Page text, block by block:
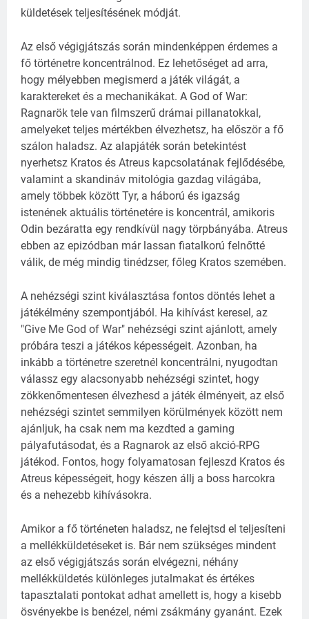
küldetések teljesítésének módját.
Az első végigjátszás során mindenképpen érdemes a
fő történetre koncentrálnod. Ez lehetőséget ad arra,
hogy mélyebben megismerd a játék világát, a
karaktereket és a mechanikákat. A God of War:
Ragnarök tele van filmszerű drámai pillanatokkal,
amelyeket teljes mértékben élvezhetsz, ha először a fő
szálon haladsz. Az alapjáték során betekintést
nyerhetsz Kratos és Atreus kapcsolatának fejlődésébe,
valamint a skandináv mitológia gazdag világába,
amely többek között Tyr, a háború és igazság
istenének aktuális történetére is koncentrál, amikoris
Odin bezáratta egy rendkívül nagy törpbányába. Atreus
ebben az epizódban már lassan fiatalkorú felnőtté
válik, de még mindig tinédzser, főleg Kratos szemében.
A nehézségi szint kiválasztása fontos döntés lehet a
játékélmény szempontjából. Ha kihívást keresel, az
"Give Me God of War" nehézségi szint ajánlott, amely
próbára teszi a játékos képességeit. Azonban, ha
inkább a történetre szeretnél koncentrálni, nyugodtan
válassz egy alacsonyabb nehézségi szintet, hogy
zökkenőmentesen élvezhesd a játék élményeit, az első
nehézségi szintet semmilyen körülmények között nem
ajánljuk, ha csak nem ma kezdted a gaming
pályafutásodat, és a Ragnarok az első akció-RPG
játékod. Fontos, hogy folyamatosan fejleszd Kratos és
Atreus képességeit, hogy készen állj a boss harcokra
és a nehezebb kihívásokra.
Amikor a fő történeten haladsz, ne felejtsd el teljesíteni
a mellékküldetéseket is. Bár nem szükséges mindent
az első végigjátszás során elvégezni, néhány
mellékküldetés különleges jutalmakat és értékes
tapasztalati pontokat adhat amellett is, hogy a kisebb
ösvényekbe is benézel, némi zsákmány gyanánt. Ezek